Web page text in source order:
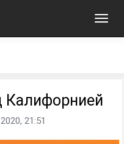
Калифорнией
21:51